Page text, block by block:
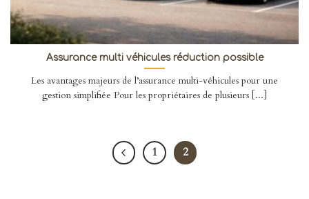
Assurance multi véhicules réduction possible
Les avantages majeurs de l’assurance multi-véhicules pour une
gestion simplifiée Pour les propriétaires de plusieurs [...]
1 2